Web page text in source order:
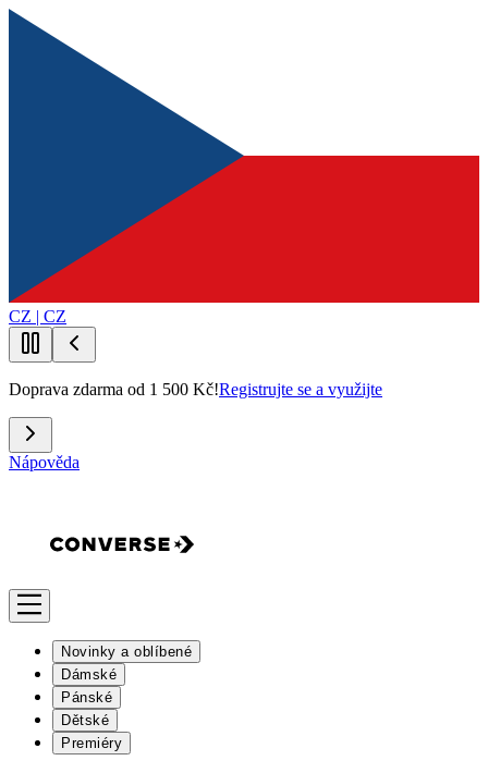
CZ | CZ
Doprava zdarma od 1 500 Kč!Registrujte se a využijte
Nápověda
Novinky a oblíbené
Dámské
Pánské
Dětské
Premiéry